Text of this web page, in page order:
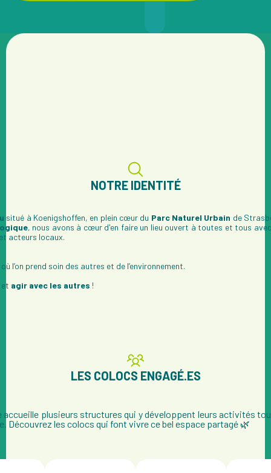
NOTRE IDENTITÉ
situé à Koenigshoffen, en plein cœur du Parc Naturel Urbain de
, nous avons à cœur d'en faire un lieu ouvert à toutes et tous
acteurs locaux.
l’on prend soin des autres et de l’environnement.
et agir avec les autres !
LES COLOCS ENGAGÉ.ES
accueille plusieurs structures qui y développent leurs activités
Découvrez les colocs qui font vivre ce bel espace partagé 🌿